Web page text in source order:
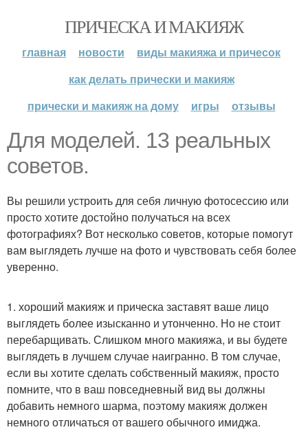
ПРИЧЕСКА И МАКИЯЖ
главная новости
виды макияжа и причесок
как делать прически и макияж
прически и макияж на дому
игры отзывы
Для моделей. 13 реальных
советов.
Вы решили устроить для себя личную фотосессию или
просто хотите достойно получаться на всех
фотографиях? Вот несколько советов, которые помогут
вам выглядеть лучше на фото и чувствовать себя более
уверенно.
1. хороший макияж и прическа заставят ваше лицо
выглядеть более изысканно и утонченно. Но не стоит
перебарщивать. Слишком много макияжа, и вы будете
выглядеть в лучшем случае наигранно. В том случае,
если вы хотите сделать собственный макияж, просто
помните, что в ваш повседневный вид вы должны
добавить немного шарма, поэтому макияж должен
немного отличаться от вашего обычного имиджа.